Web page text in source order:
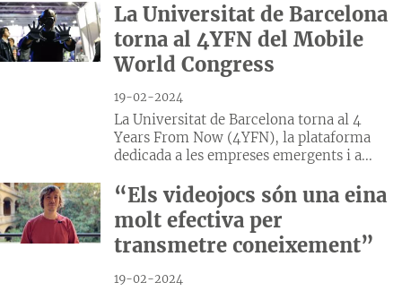
La Universitat de Barcelona
torna al 4YFN del Mobile
World Congress
19-02-2024
La Universitat de Barcelona torna al 4
Years From Now (4YFN), la plataforma
dedicada a les empreses emergents i a...
“Els videojocs són una eina
molt efectiva per
transmetre coneixement”
19-02-2024